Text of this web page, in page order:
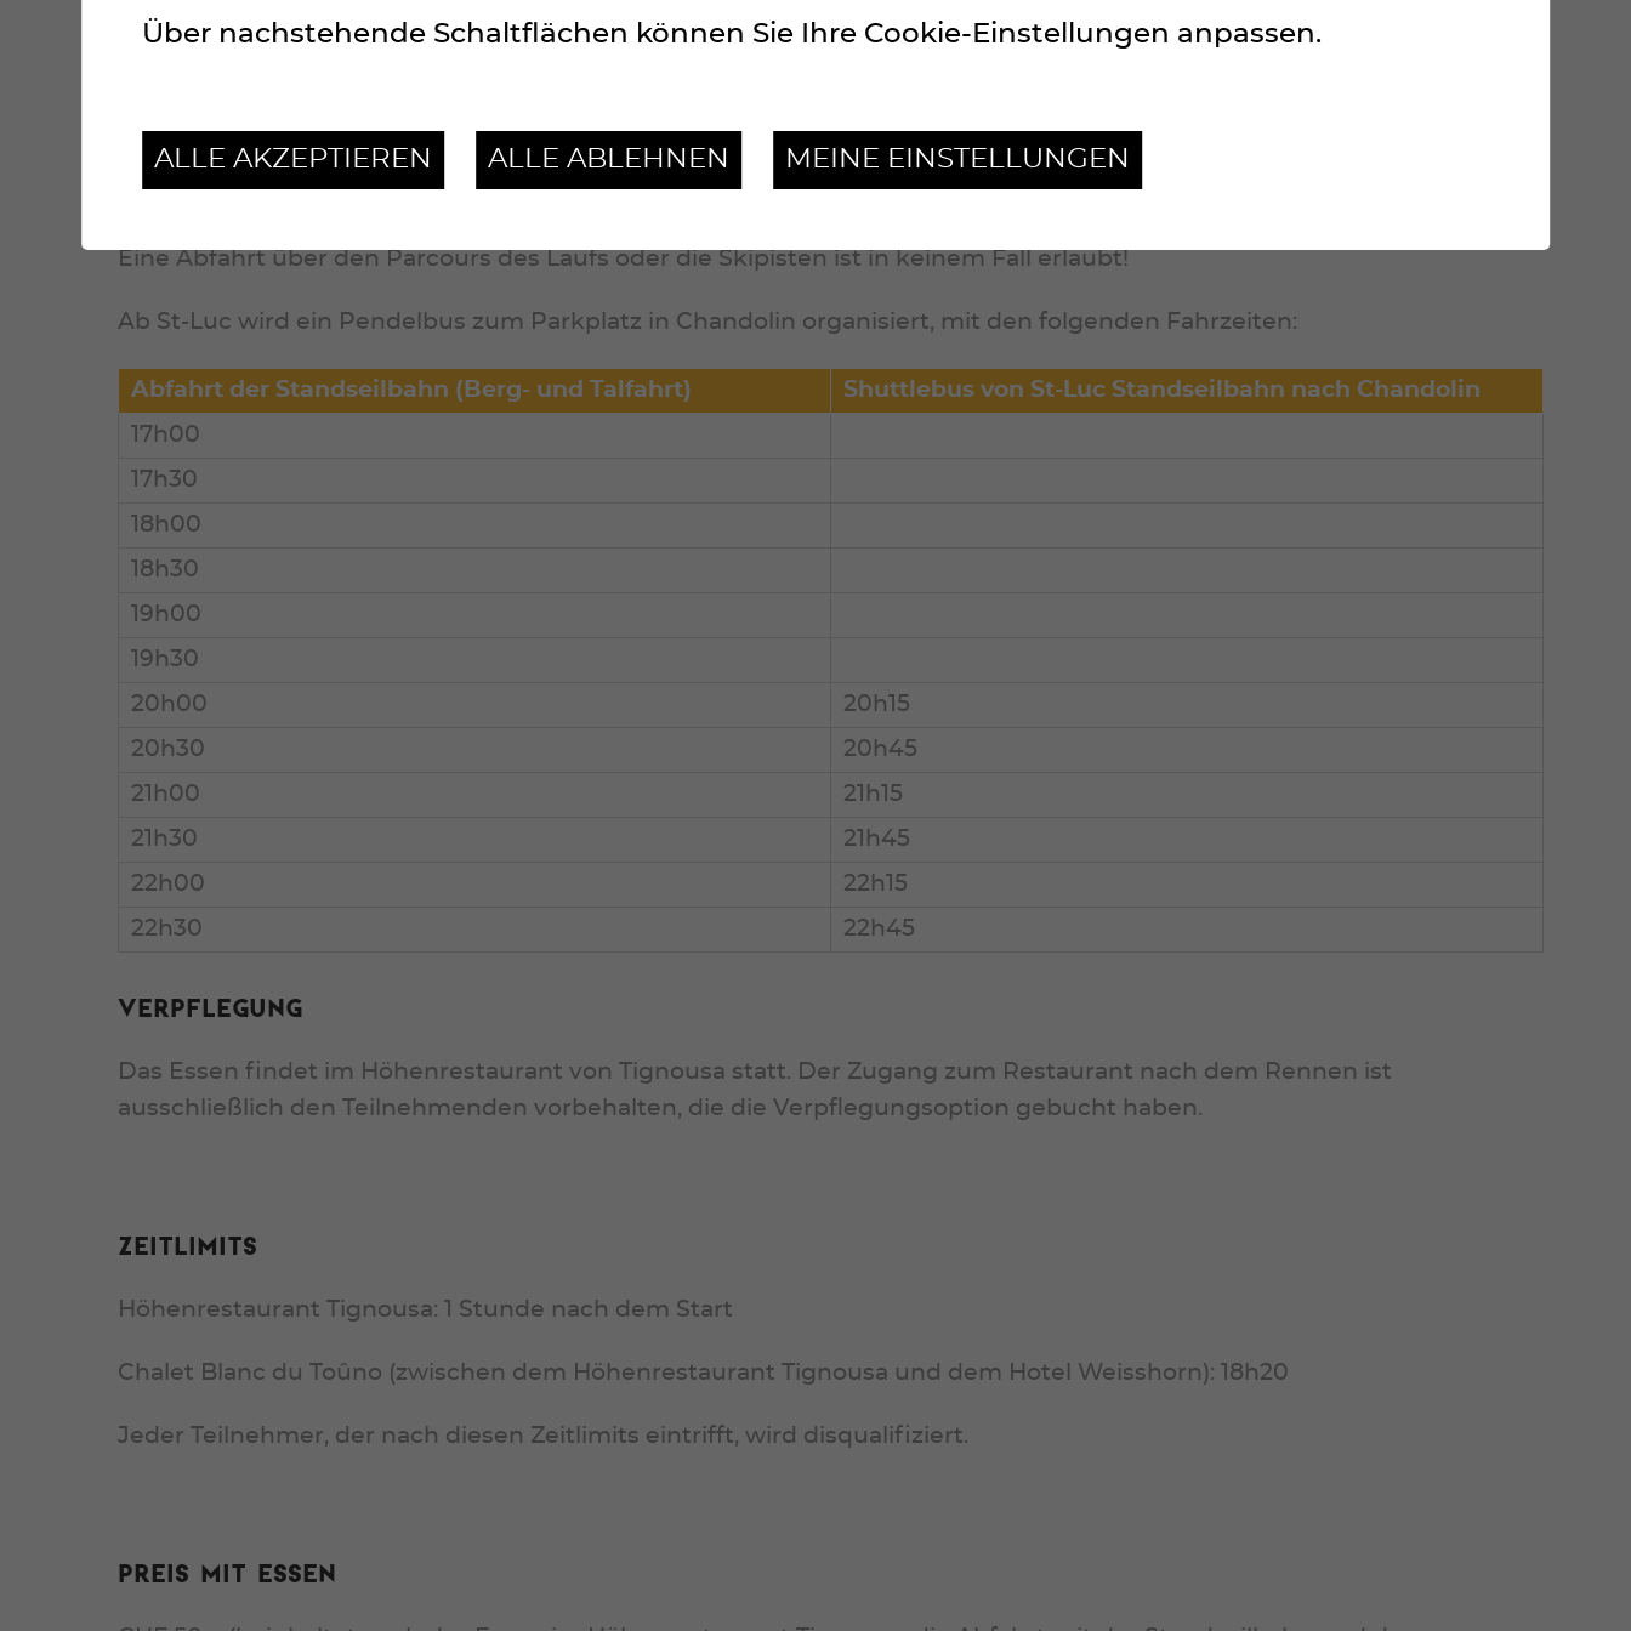
Warme Ausrüstung wird für den Rückweg zum Bergrestaurant in Tignousa dringend empfohlen.
Eine Abfahrt über den Parcours des Laufs oder die Skipisten ist in keinem Fall erlaubt!
Ab St-Luc wird ein Pendelbus zum Parkplatz in Chandolin organisiert, mit den folgenden Fahrzeiten:
Abfahrt der Standseilbahn (Berg- und Talfahrt) Shuttlebus von St-Luc Standseilbahn nach Chandolin
17h00
17h30
18h00
18h30
19h00
19h30
20h00
20h15
20h30
20h45
21h00
21h15
21h30
21h45
22h00
22h15
22h30
22h45
VERPFLEGUNG
Das Essen findet im Höhenrestaurant von Tignousa statt. Der Zugang zum Restaurant nach dem Rennen ist
ausschließlich den Teilnehmenden vorbehalten, die die Verpflegungsoption gebucht haben.
Zeitlimits
Höhenrestaurant Tignousa: 1 Stunde nach dem Start
Chalet Blanc du Toûno (zwischen dem Höhenrestaurant Tignousa und dem Hotel Weisshorn): 18h20
Jeder Teilnehmer, der nach diesen Zeitlimits eintrifft, wird disqualifiziert.
Preis mit essen
Über nachstehende Schaltflächen können Sie Ihre Cookie-Einstellungen anpassen.
ALLE AKZEPTIEREN ALLE ABLEHNEN MEINE EINSTELLUNGEN